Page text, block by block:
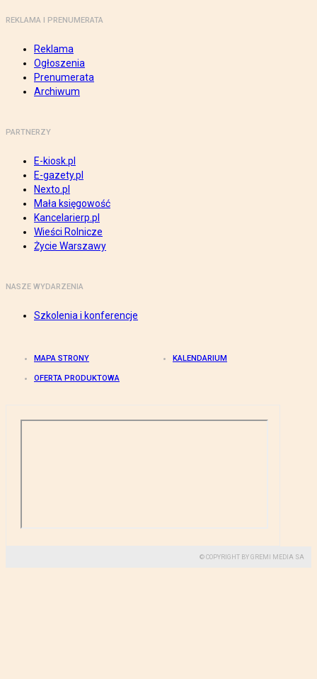
REKLAMA I PRENUMERATA
Reklama
Ogłoszenia
Prenumerata
Archiwum
PARTNERZY
E-kiosk.pl
E-gazety.pl
Nexto.pl
Mała księgowość
Kancelarierp.pl
Wieści Rolnicze
Życie Warszawy
NASZE WYDARZENIA
Szkolenia i konferencje
MAPA STRONY KALENDARIUM
OFERTA PRODUKTOWA
© COPYRIGHT BY GREMI MEDIA SA